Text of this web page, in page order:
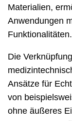
Materialien,
Anwendungen
Funktionalitäten.
Die
Ansätze für
von
ohne äußeres